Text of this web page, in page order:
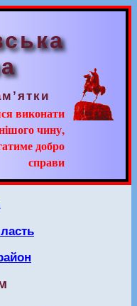
виконати
чину,
добро
справи